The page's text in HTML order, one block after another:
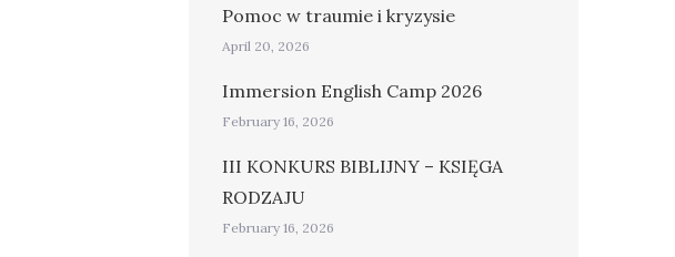
Pomoc w traumie i kryzysie
April 20, 2026
Immersion English Camp 2026
February 16, 2026
III KONKURS BIBLIJNY – KSIĘGA
RODZAJU
February 16, 2026